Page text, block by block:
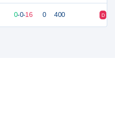
0-0-16 0 400 D